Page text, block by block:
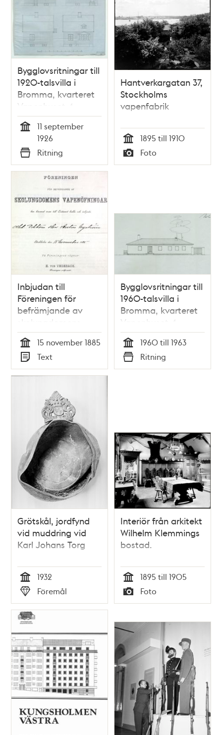
Bygglovsritningar till
1920-talsvilla i
Bromma, kvarteret
Vapenhuset 4
(dåvarande
stadsägan
Beckomberga 7)
11 september
1926
Typ
Ritning
Hantverkargatan 37,
Stockholms
vapenfabrik
Tid
1895 till 1910
Typ
Foto
Inbjudan till
Föreningen för
befrämjande av
skolungdomens
vapenövningar 1885
Tid
15 november 1885
Typ
Text
Bygglovsritningar till
1960-talsvilla i
Bromma, kvarteret
Vapenhuset 4
Tid
1960 till 1963
Typ
Ritning
Grötskål, jordfynd
vid muddring vid
Karl Johans Torg
Tid
1932
Typ
Föremål
Interiör från arkitekt
Wilhelm Klemmings
bostad.
Tid
1895 till 1905
Typ
Foto